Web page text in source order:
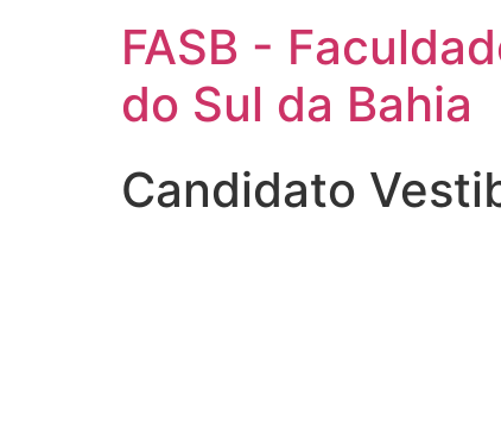
FASB -
do Sul da Bahia
Candidato